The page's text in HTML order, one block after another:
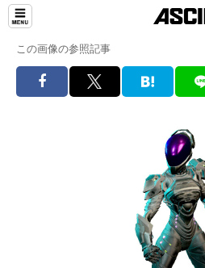
この画像の参照記事